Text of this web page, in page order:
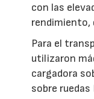
con las
rendimiento,
Para el
utilizaron
cargadora
sobre ruedas